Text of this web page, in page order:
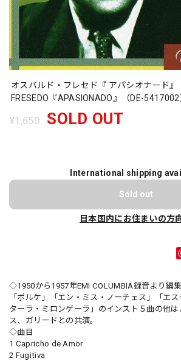
オスバルド・フレセド『 アパシオナード』
FRESEDO『APASIONADO』（DE-5417002
¥1,650 SOLD OUT
International shipping
Sold out
日本国内にお住まいの方
◇1950から1957年EMI COLUMBIA録音より編
「ポルケ」「エン・ミス・ノーチェス」「エ
ターラ・ミロンゲーラ」のインスト５曲の他
ス、ガリードとの共演。
◇曲目
1 Capricho de Amor
2 Fugitiva